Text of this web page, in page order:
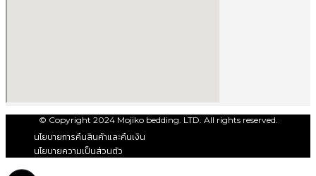
© Copyright 2024 Mojiko bedding. LTD. All rights reserved.
นโยบายการคืนสินค้าและคืนเงิน
นโยบายความเป็นส่วนตัว